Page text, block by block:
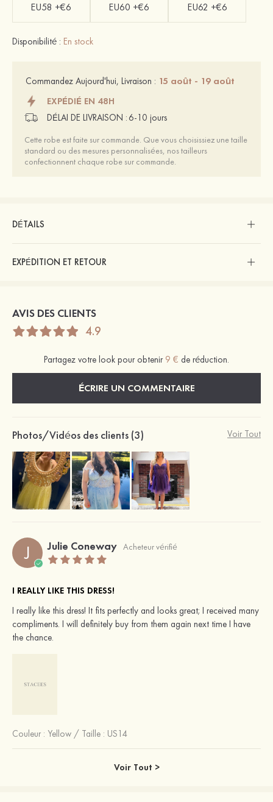
EU58 +€6 EU60 +€6 EU62 +€6
Disponibilité : En stock
Commandez Aujourd'hui, Livraison : 15 août - 19 août
EXPÉDIÉ EN 48H
DÉLAI DE LIVRAISON : 6-10 jours
Cette robe est faite sur commande. Que vous choisissiez une taille
standard ou des mesures personnalisées, nos tailleurs
confectionnent chaque robe sur commande.
DÉTAILS
EXPÉDITION ET RETOUR
AVIS DES CLIENTS
4.9
Partagez votre look pour obtenir 9 € de réduction.
ÉCRIRE UN COMMENTAIRE
Photos/Vidéos des clients (3) Voir Tout
J Julie Coneway Acheteur vérifié
I REALLY LIKE THIS DRESS!
I really like this dress! It fits perfectly and looks great; I received many
compliments. I will definitely buy from them again next time I have
the chance.
Couleur : Yellow / Taille : US14
Voir Tout >